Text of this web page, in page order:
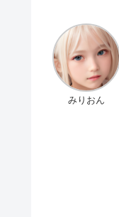
みりおん